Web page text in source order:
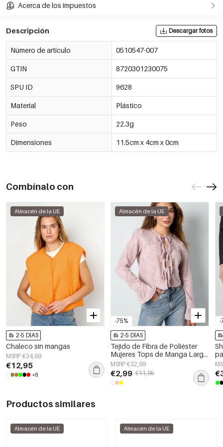
Acerca de los impuestos
Descripción Descargar fotos
Número de artículo 0510547-007
GTIN 8720301230075
SPU ID 9628
Material Plástico
Peso 22.3g
Dimensiones 11.5cm x 4cm x 0cm
Combínalo con
Almacén de la UE
2-5 DÍAS
Chaleco sin mangas
MSRP €34,99
€12,95
+8
-75%
Almacén de la UE
2-5 DÍAS
Tejido de Fibra de Poliéster
Mujeres Tops de Manga Larga
Elegante Color Sólido
Primavera/Verano
MSRP €32,99
€2,99 €11,95
-
Productos similares
Almacén de la UE Almacén de la UE